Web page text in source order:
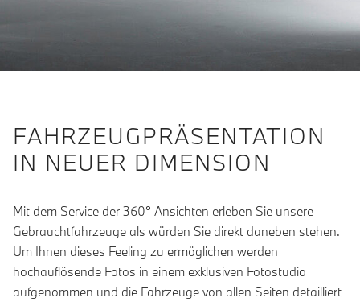
FAHRZEUGPRÄSENTATION
IN NEUER DIMENSION
Mit dem Service der 360° Ansichten erleben Sie unsere
Gebrauchtfahrzeuge als würden Sie direkt daneben stehen.
Um Ihnen dieses Feeling zu ermöglichen werden
hochauflösende Fotos in einem exklusiven Fotostudio
aufgenommen und die Fahrzeuge von allen Seiten detailliert